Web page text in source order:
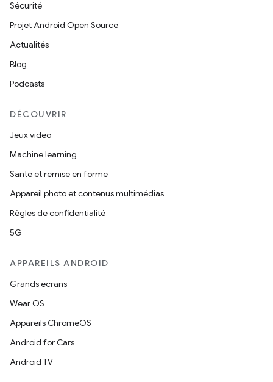
Sécurité
Projet Android Open Source
Actualités
Blog
Podcasts
DÉCOUVRIR
Jeux vidéo
Machine learning
Santé et remise en forme
Appareil photo et contenus multimédias
Règles de confidentialité
5G
APPAREILS ANDROID
Grands écrans
Wear OS
Appareils ChromeOS
Android for Cars
Android TV